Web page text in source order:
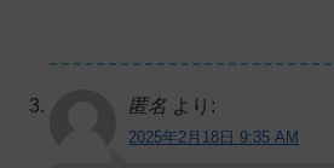
匿名 より:
2025年2月18日 9:35 AM